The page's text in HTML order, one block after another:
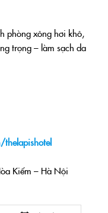
phòng xông hơi khô,
trọng – làm sạch da
Kiếm – Hà Nội